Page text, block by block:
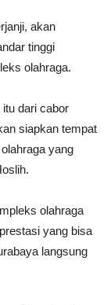
akan
tinggi
olahraga.
itu dari cabor
siapkan tempat
yang
olahraga
yang bisa
langsung